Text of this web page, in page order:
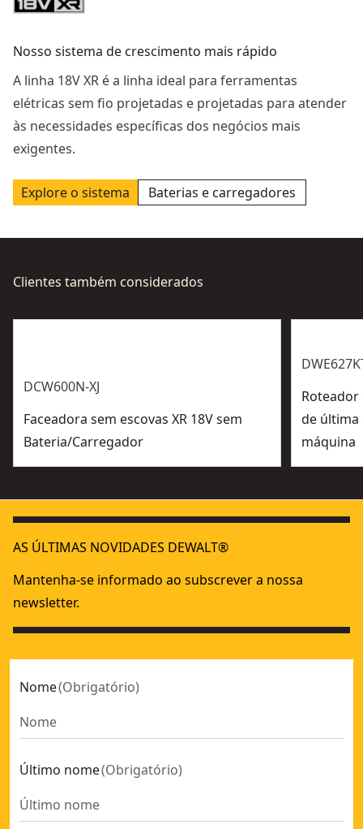
Nosso sistema de crescimento mais rápido
A linha 18V XR é a linha ideal para ferramentas
elétricas sem fio projetadas e projetadas para atender
às necessidades específicas dos negócios mais
exigentes.
Explore o sistema Baterias e carregadores
Clientes também considerados
DCW600N-XJ
Faceadora sem escovas XR 18V sem
Bateria/Carregador
de
máquina
AS ÚLTIMAS NOVIDADES DEWALT®
Mantenha-se informado ao subscrever a nossa
newsletter.
Nome(Obrigatório)
Último nome(Obrigatório)